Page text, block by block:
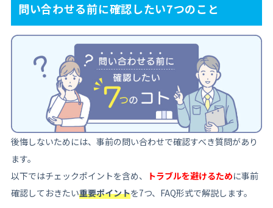
問い合わせる前に確認したい7つのこと
後悔しないためには、事前の問い合わせで確認すべき質問があり
ます。
以下ではチェックポイントを含め、
トラブルを避けるために事前
確認しておきたい重要ポイントを7つ、FAQ形式で解説します。